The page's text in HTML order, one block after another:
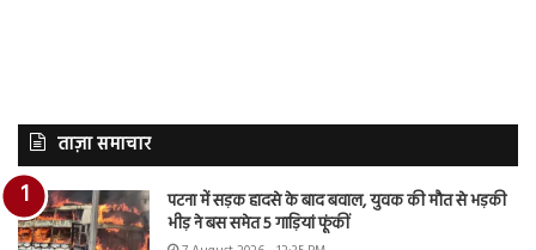
ताज़ा समाचार
पटना में सड़क हादसे के बाद बवाल, युवक की मौत से भड़की
भीड़ ने बस समेत 5 गाड़ियां फूंकीं